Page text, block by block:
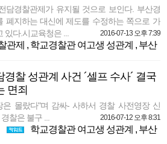
담경찰관제가 유지될 것으로 보인다. 부산경
폐지하는 대신에 제도를 수정하는 쪽으로 가
다.시교육청은 ...
2016-07-13 오후 7:39
관제 , 학교경찰관 여고생 성관계 , 부산
경찰 성관계 사건 ´셀프 수사´ 결국
면죄
은 몰랐다"며 감싸- 사하서 경찰 사전영장 신
찰은 불구 ...
2016-07-12 오후 8:31
학교경찰관 여고생 성관계 , 부산